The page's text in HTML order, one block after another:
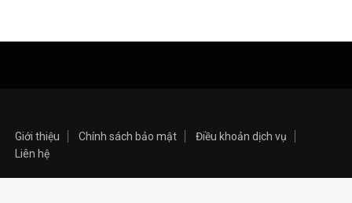
Giới thiệu Chính sách bảo mật
Điều khoản dịch vụ
Liên hệ